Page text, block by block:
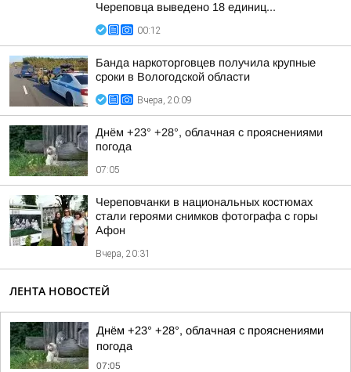
Череповца выведено 18 единиц...
00:12
Банда наркоторговцев получила крупные
сроки в Вологодской области
Вчера, 20:09
Днём +23° +28°, облачная с прояснениями
погода
07:05
Череповчанки в национальных костюмах
стали героями снимков фотографа с горы
Афон
Вчера, 20:31
ЛЕНТА НОВОСТЕЙ
Днём +23° +28°, облачная с прояснениями
погода
07:05